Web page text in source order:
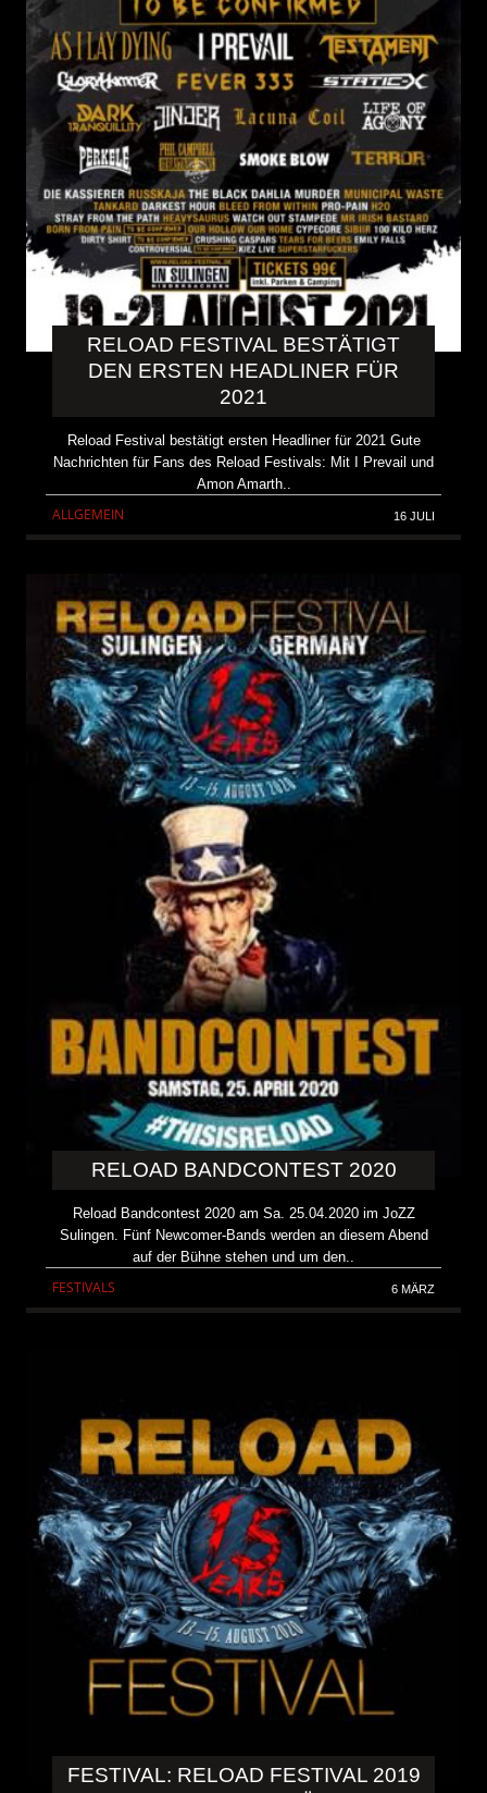
RELOAD FESTIVAL BESTÄTIGT
DEN ERSTEN HEADLINER FÜR
2021
Reload Festival bestätigt ersten Headliner für 2021 Gute
Nachrichten für Fans des Reload Festivals: Mit I Prevail und
Amon Amarth..
ALLGEMEIN 16 JULI
RELOAD BANDCONTEST 2020
Reload Bandcontest 2020 am Sa. 25.04.2020 im JoZZ
Sulingen. Fünf Newcomer-Bands werden an diesem Abend
auf der Bühne stehen und um den..
FESTIVALS 6 MÄRZ
FESTIVAL: RELOAD FESTIVAL 2019